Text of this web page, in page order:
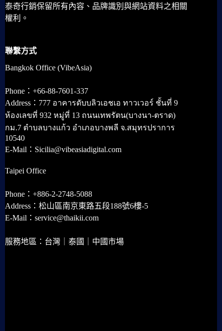
泰奇行銷保留所有內容、品牌識別與網站資料之相關
權利。
聯繫方式
Bangkok Office (VibeAsia)
Phone：+66-88-7601-337
Address：777 อาคารดับบลิวเอชเอ ทาวเวอร์ ชั้นที่ 9
ห้องเลขที่ 932 หมู่ที่ 13 ถนนเทพรัตน(บางนา-ตราด)
กม.7 ตำบลบางแก้ว อำเภอบางพลี จ.สมุทรปราการ
10540
E-Mail：Sicilia@vibeasiadigital.com
Taipei Office
Phone：+886-2-2748-5088
Address：松山區南京東路五段188號6樓-5
E-Mail：service@thaikii.com
服務地區：台灣｜泰國｜中國市場